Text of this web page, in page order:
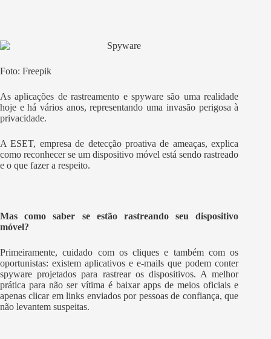
Foto: Freepik
As aplicações de rastreamento e spyware são uma realidade
hoje e há vários anos, representando uma invasão perigosa à
privacidade.
A ESET, empresa de detecção proativa de ameaças, explica
como reconhecer se um dispositivo móvel está sendo rastreado
e o que fazer a respeito.
Mas como saber se estão rastreando seu dispositivo
móvel?
Primeiramente, cuidado com os cliques e também com os
oportunistas: existem aplicativos e e-mails que podem conter
spyware projetados para rastrear os dispositivos. A melhor
prática para não ser vítima é baixar apps de meios oficiais e
apenas clicar em links enviados por pessoas de confiança, que
não levantem suspeitas.